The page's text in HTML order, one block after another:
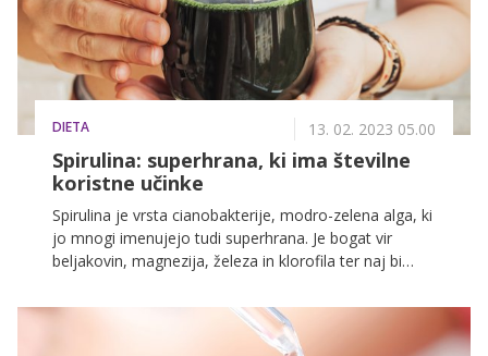
DIETA 13. 02. 2023 05.00
Spirulina: superhrana, ki ima številne
koristne učinke
Spirulina je vrsta cianobakterije, modro-zelena alga, ki
jo mnogi imenujejo tudi superhrana. Je bogat vir
beljakovin, magnezija, železa in klorofila ter naj bi
krepila imunski sistem, pomagala pri izgubi odvečnih
kilogramov, zniževanju holesterola, imela pa naj bi